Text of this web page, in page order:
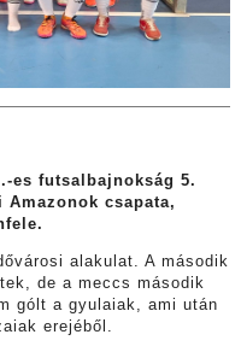
es futsalbajnokság 5.
csapata,
alakulat. A második
de a meccs második
gólt a gyulaiak, ami után
erejéből.